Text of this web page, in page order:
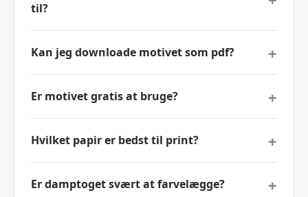
til?
Kan jeg downloade motivet som pdf?
Er motivet gratis at bruge?
Hvilket papir er bedst til print?
Er damptoget svært at farvelægge?